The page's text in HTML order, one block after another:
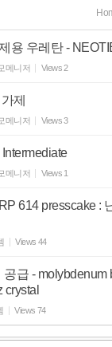
용 우레탄 -
메니저 Views2
제
메니저 Views3
메니저 Views 1
614 presscake :
Views 44
급 - molybdenum
crystal
Views 74